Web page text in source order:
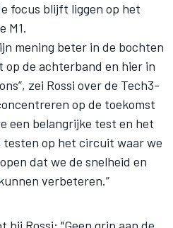
focus blijft liggen op het
M1.
mening beter in de bochten
de achterband en hier in
zei Rossi over de Tech3-
op de toekomst
een belangrijke test en het
op het circuit waar we
dat we de snelheid en
verbeteren.”